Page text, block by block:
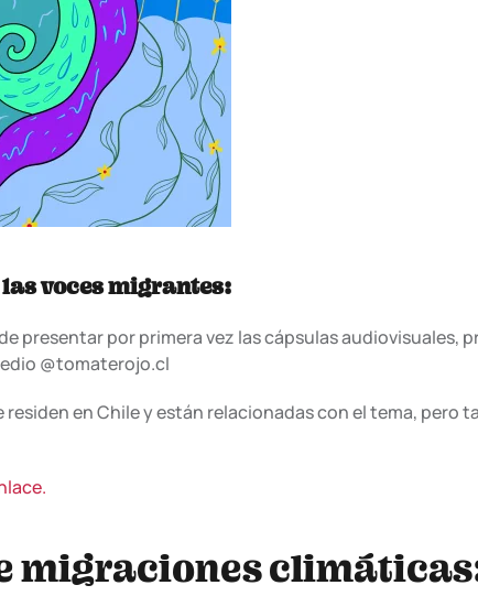
voces migrantes:
presentar por primera vez las cápsulas
@tomaterojo.cl
en Chile y están relacionadas con el tema, pero
migraciones